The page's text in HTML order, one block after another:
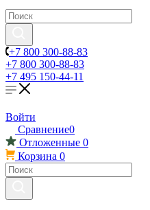
+7 800 300-88-83
+7 800 300-88-83
+7 495 150-44-11
Войти
Сравнение0
Отложенные 0
Корзина 0